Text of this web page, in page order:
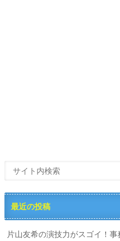
最近の投稿
片山友希の演技力がスゴイ！